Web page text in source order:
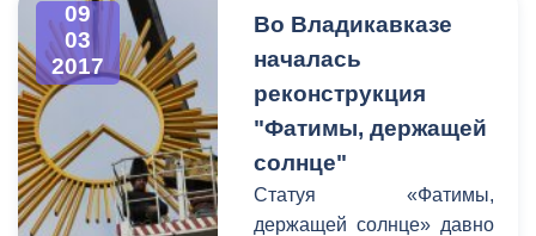
жителями
многоквартирных домов.
Так как вышеуказанные
территории являются
зоной ответственности
управляющих компаний
совместно,
09
03
2017
Во Владикавказе
началась
реконструкция
"Фатимы, держащей
солнце"
Статуя «Фатимы,
держащей солнце» давно